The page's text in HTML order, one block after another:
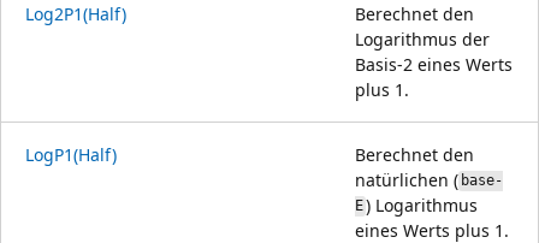
Log2P1(Half)
Berechnet den
Logarithmus der
Basis-2 eines Werts
plus 1.
LogP1(Half)
Berechnet den
natürlichen ( base-
E) Logarithmus
eines Werts plus 1.